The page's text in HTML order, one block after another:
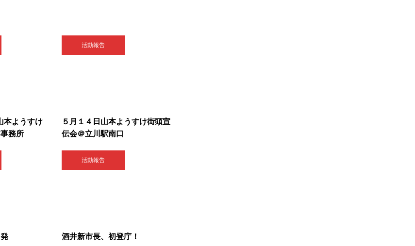
本ようすけ
務所
活動報告
５月１４日山本ようすけ街頭宣
伝会＠立川駅南口
活動報告
酒井新市長、初登庁！